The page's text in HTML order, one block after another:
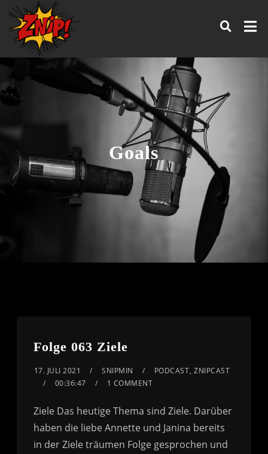
Goals
Folge 063 Ziele
17. JULI 2021 SNIPMIN PODCAST,ZNIPCAST
00:36:47
1 COMMENT
Ziele Das heutige Thema sind Ziele. Darüber
haben die liebe Annette und Janina bereits
in der Ziele träumen Folge gesprochen und